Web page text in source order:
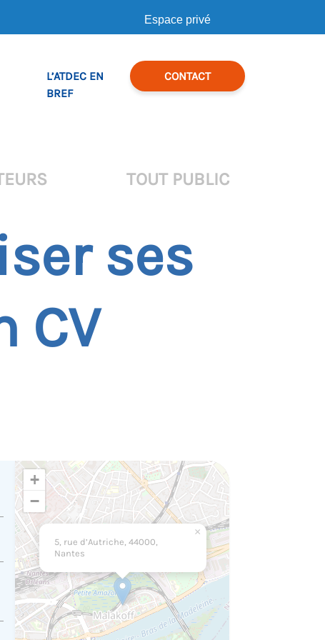
Espace privé
L’ATDEC EN
BREF
CONTACT
TOUT PUBLIC
ses
CV
5, rue d’Autriche, 44000,
Nantes
×
+
−